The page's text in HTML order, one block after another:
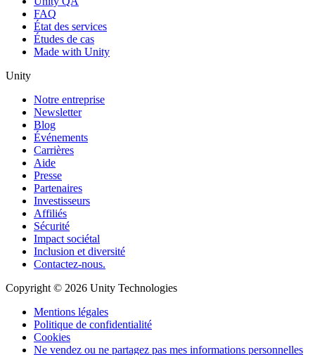
FAQ
État des services
Études de cas
Made with Unity
Unity
Notre entreprise
Newsletter
Blog
Événements
Carrières
Aide
Presse
Partenaires
Investisseurs
Affiliés
Sécurité
Impact sociétal
Inclusion et diversité
Contactez-nous.
Copyright © 2026 Unity Technologies
Mentions légales
Politique de confidentialité
Cookies
Ne vendez ou ne partagez pas mes informations personnelles